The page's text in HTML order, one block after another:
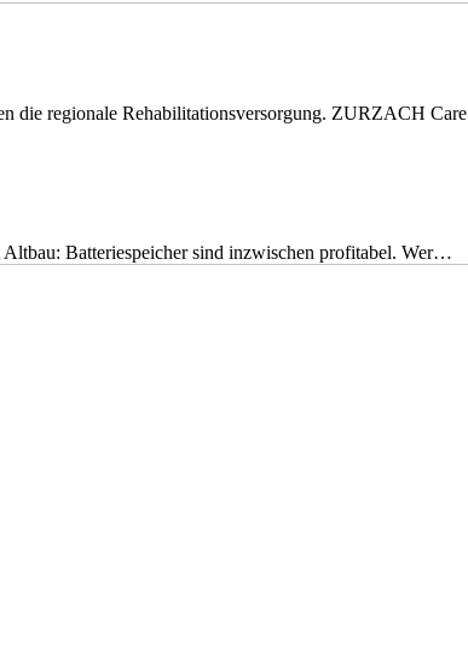
die regionale Rehabilitationsversorgung. ZURZACH
Batteriespeicher sind inzwischen profitabel. Wer…